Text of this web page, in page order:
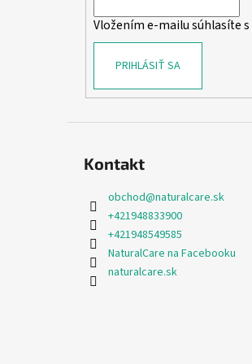
Vložením e-mailu súhlasíte s
PRIHLÁSIŤ SA
Kontakt
obchod@naturalcare.sk
+421948833900
+421948549585
NaturalCare na Facebooku
naturalcare.sk